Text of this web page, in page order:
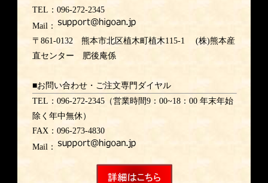
TEL：096-272-2345
Mail：
〒861-0132 熊本市北区植木町植木115-1 (株)熊本産
直センター 肥後庵係
■お問い合わせ・ご注文専門ダイヤル
TEL：096-272-2345（営業時間9：00~18：00 年末年始
除く年中無休）
FAX：096-273-4830
Mail：